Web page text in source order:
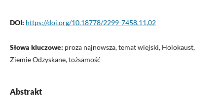
DOI: https://doi.org/10.18778/2299-7458.11.02
Słowa kluczowe: proza najnowsza, temat wiejski, Holokaust,
Ziemie Odzyskane, tożsamość
Abstrakt